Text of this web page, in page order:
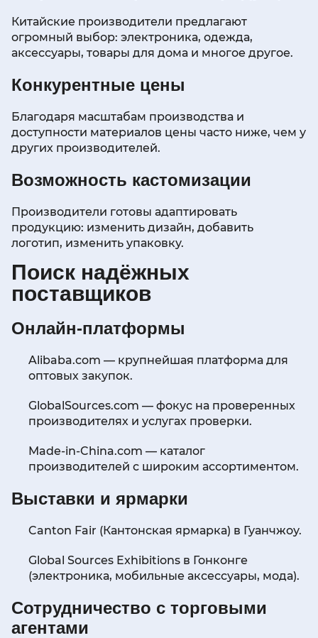
Китайские производители предлагают
огромный выбор: электроника, одежда,
аксессуары, товары для дома и многое другое.
Конкурентные цены
Благодаря масштабам производства и
доступности материалов цены часто ниже, чем у
других производителей.
Возможность кастомизации
Производители готовы адаптировать
продукцию: изменить дизайн, добавить
логотип, изменить упаковку.
Поиск надёжных
поставщиков
Онлайн-платформы
Alibaba.com — крупнейшая платформа для
оптовых закупок.
GlobalSources.com — фокус на проверенных
производителях и услугах проверки.
Made-in-China.com — каталог
производителей с широким ассортиментом.
Выставки и ярмарки
Canton Fair (Кантонская ярмарка) в Гуанчжоу.
Global Sources Exhibitions в Гонконге
(электроника, мобильные аксессуары, мода).
Сотрудничество с торговыми
агентами